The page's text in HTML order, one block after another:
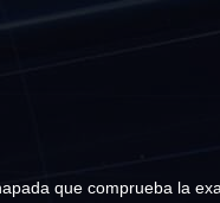
que comprueba la